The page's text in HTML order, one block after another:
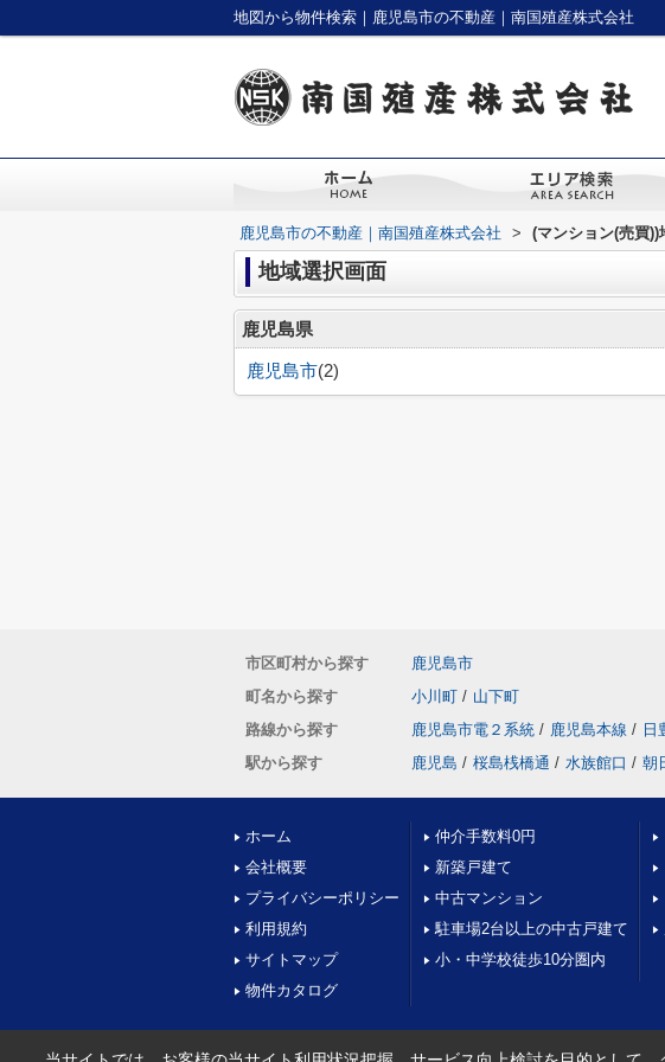
地図から物件検索｜鹿児島市の不動産｜南国殖産株式会社
鹿児島市の不動産｜南国殖産株式会社 > (マンション(売買))
地域選択画面
鹿児島県
鹿児島市(2)
市区町村から探す
鹿児島市
町名から探す
小川町 / 山下町
路線から探す
鹿児島市電２系統 / 鹿児島本線 / 日
駅から探す
鹿児島 / 桜島桟橋通 / 水族館口 / 朝
ホーム
会社概要
プライバシーポリシー
利用規約
サイトマップ
物件カタログ
仲介手数料0円
新築戸建て
中古マンション
駐車場2台以上の中古戸建て
小・中学校徒歩10分圏内